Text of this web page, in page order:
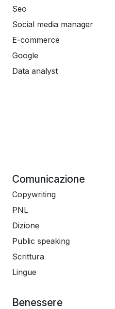
Seo
Social media manager
E-commerce
Google
Data analyst
Comunicazione
Copywriting
PNL
Dizione
Public speaking
Scrittura
Lingue
Benessere